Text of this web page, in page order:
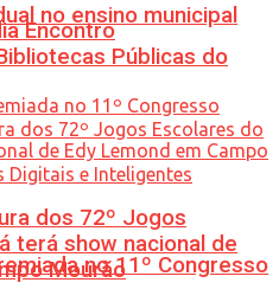
no ensino municipal
no 11º Congresso
Encontro
Públicas do
dos 72º Jogos
terá show nacional de
Mourão